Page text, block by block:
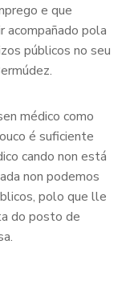
e que
acompañado pola
públicos no seu
médico como
é suficiente
cando non está
non podemos
polo que lle
do posto de